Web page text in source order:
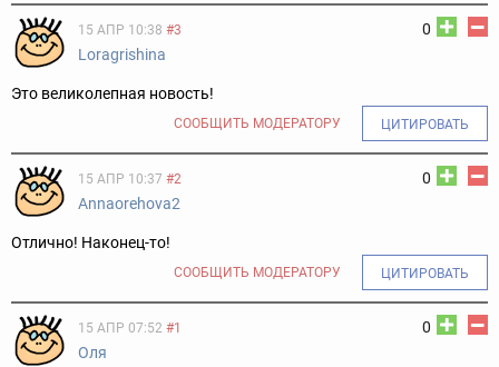
0
15 АПР 10:38 #3
Loragrishina
Это великолепная новость!
СООБЩИТЬ МОДЕРАТОРУ ЦИТИРОВАТЬ
0
15 АПР 10:37 #2
Annaorehova2
Отлично! Наконец-то!
СООБЩИТЬ МОДЕРАТОРУ ЦИТИРОВАТЬ
0
15 АПР 07:52 #1
Оля